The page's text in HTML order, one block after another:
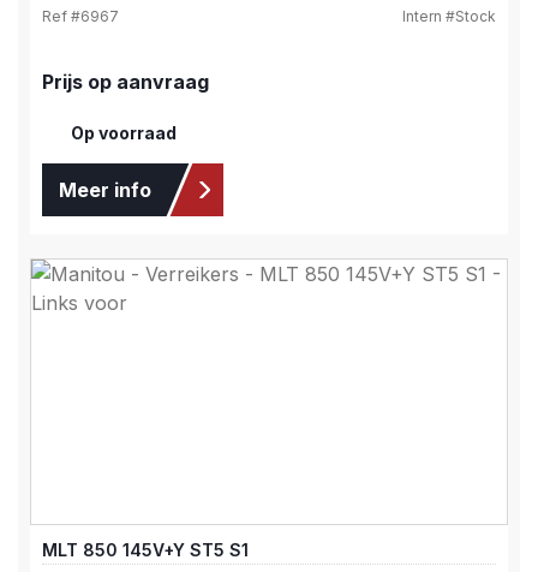
Ref #6967 Intern #Stock
Prijs op aanvraag
Op voorraad
Meer info
MLT 850 145V+Y ST5 S1